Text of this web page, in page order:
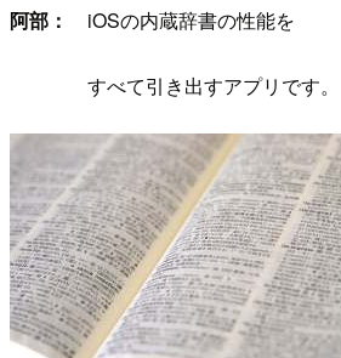
阿部： iOSの内蔵辞書の性能を
すべて引き出すアプリです。